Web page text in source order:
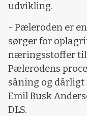
udvikling.
- Pæleroden er
sørger for
næringsstoffer til
Pælerodens
såning og dårligt
Emil Busk
DLS.